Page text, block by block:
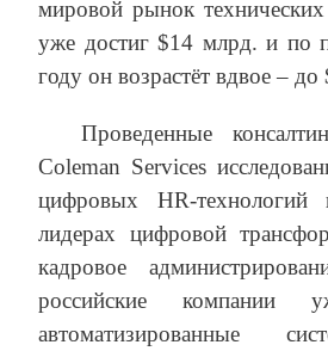
мировой рынок
уже достиг $14 млрд. и по
году он возрастёт вдвое –
Проведенные
Coleman Services
цифровых HR-технологий
лидерах цифровой
кадровое
российские компании
автоматизированные